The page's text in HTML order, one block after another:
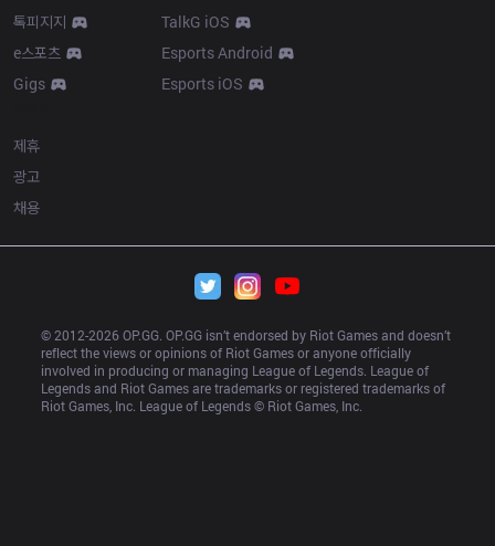
톡피지지
e스포츠
Gigs
TalkG iOS
Esports Android
Esports iOS
제휴
광고
채용
© 2012-2026 OP.GG. OP.GG isn’t endorsed by Riot Games and doesn’t
reflect the views or opinions of Riot Games or anyone officially
involved in producing or managing League of Legends. League of
Legends and Riot Games are trademarks or registered trademarks of
Riot Games, Inc. League of Legends © Riot Games, Inc.